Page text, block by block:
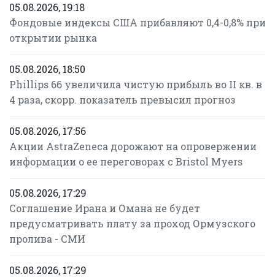
05.08.2026, 19:18
Фондовые индексы США прибавляют 0,4-0,8% при
открытии рынка
05.08.2026, 18:50
Phillips 66 увеличила чистую прибыль во II кв. в
4 раза, скорр. показатель превысил прогноз
05.08.2026, 17:56
Акции AstraZeneca дорожают на опровержении
информации о ее переговорах с Bristol Myers
05.08.2026, 17:29
Соглашение Ирана и Омана не будет
предусматривать плату за проход Ормузского
пролива - СМИ
05.08.2026, 17:29